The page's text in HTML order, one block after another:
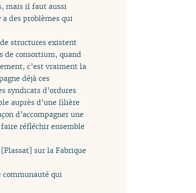
mais il faut aussi
des problèmes qui
structures existent
de consortium, quand
c’est vraiment la
déjà ces
syndicats d’ordures
auprès d’une filière
d’accompagner une
réfléchir ensemble
sur la Fabrique
communauté qui